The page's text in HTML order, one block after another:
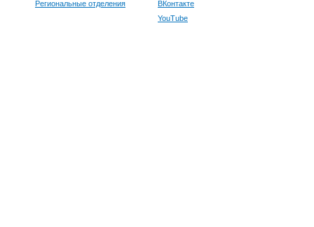
Региональные отделения
ВКонтакте
YouTube